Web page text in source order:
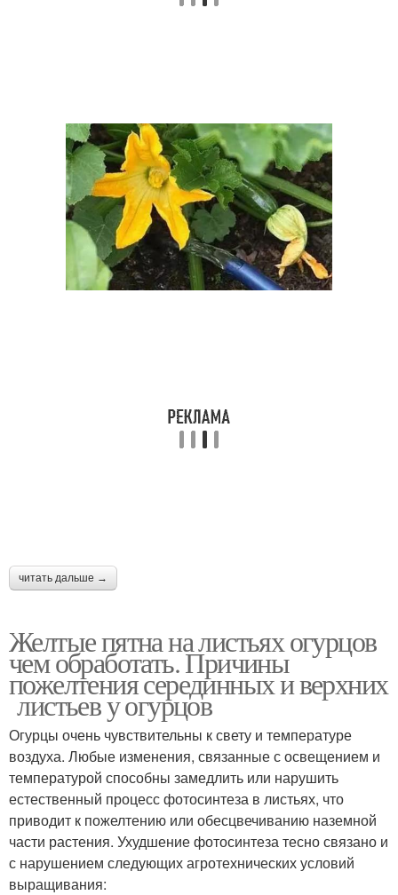
читать дальше →
Желтые пятна на листьях огурцов
чем обработать. Причины
пожелтения серединных и верхних
листьев у огурцов
Огурцы очень чувствительны к свету и температуре
воздуха. Любые изменения, связанные с освещением и
температурой способны замедлить или нарушить
естественный процесс фотосинтеза в листьях, что
приводит к пожелтению или обесцвечиванию наземной
части растения. Ухудшение фотосинтеза тесно связано и
с нарушением следующих агротехнических условий
выращивания: